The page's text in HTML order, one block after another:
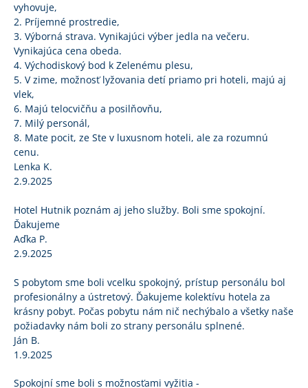
vyhovuje,
2. Príjemné prostredie,
3. Výborná strava. Vynikajúci výber jedla na večeru.
Vynikajúca cena obeda.
4. Východiskový bod k Zelenému plesu,
5. V zime, možnosť lyžovania detí priamo pri hoteli, majú aj
vlek,
6. Majú telocvičňu a posilňovňu,
7. Milý personál,
8. Mate pocit, ze Ste v luxusnom hoteli, ale za rozumnú
cenu.
Lenka K.
2.9.2025
Hotel Hutnik poznám aj jeho služby. Boli sme spokojní.
Ďakujeme
Aďka P.
2.9.2025
S pobytom sme boli vcelku spokojný, prístup personálu bol
profesionálny a ústretový. Ďakujeme kolektívu hotela za
krásny pobyt. Počas pobytu nám nič nechýbalo a všetky naše
požiadavky nám boli zo strany personálu splnené.
Ján B.
1.9.2025
Spokojní sme boli s možnosťami vyžitia -